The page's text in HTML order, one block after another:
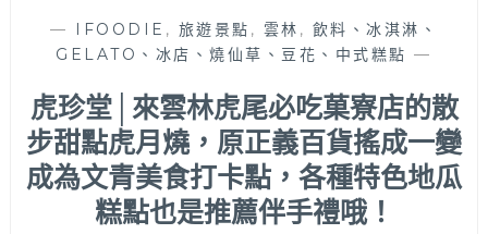
— IFOODIE , 旅遊景點 , 雲林 , 飲料、冰淇淋、
GELATO、冰店、燒仙草、豆花、中式糕點 —
虎珍堂│來雲林虎尾必吃菓寮店的散
步甜點虎月燒，原正義百貨搖成一變
成為文青美食打卡點，各種特色地瓜
糕點也是推薦伴手禮哦！